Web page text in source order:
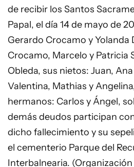
de recibir los Santos
Papal, el día 14 de mayo de
Gerardo Crocamo y Yolanda
Crocamo, Marcelo y Patricia
Obleda, sus nietos: Juan,
Valentina, Mathias y
hermanos: Carlos y Ángel,
demás deudos participan
dicho fallecimiento y su
el cementerio Parque del
Interbalnearia.